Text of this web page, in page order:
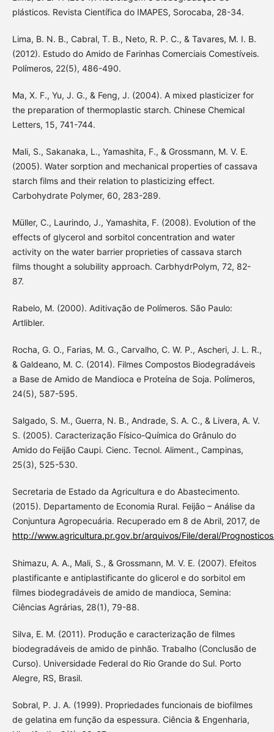
plásticos. Revista Científica do IMAPES, Sorocaba, 28-34.
Lima, B. N. B., Cabral, T. B., Neto, R. P. C., & Tavares, M. I. B.
(2012). Estudo do Amido de Farinhas Comerciais Comestíveis.
Polímeros, 22(5), 486-490.
Ma, X. F., Yu, J. G., & Feng, J. (2004). A mixed plasticizer for
the preparation of thermoplastic starch. Chinese Chemical
Letters, 15, 741-744.
Mali, S., Sakanaka, L., Yamashita, F., & Grossmann, M. V. E.
(2005). Water sorption and mechanical properties of cassava
starch films and their relation to plasticizing effect.
Carbohydrate Polymer, 60, 283-289.
Müller, C., Laurindo, J., Yamashita, F. (2008). Evolution of the
effects of glycerol and sorbitol concentration and water
activity on the water barrier proprieties of cassava starch
films thought a solubility approach. CarbhydrPolym, 72, 82-
87.
Rabelo, M. (2000). Aditivação de Polímeros. São Paulo:
Artlibler.
Rocha, G. O., Farias, M. G., Carvalho, C. W. P., Ascheri, J. L. R.,
& Galdeano, M. C. (2014). Filmes Compostos Biodegradáveis
a Base de Amido de Mandioca e Proteína de Soja. Polímeros,
24(5), 587-595.
Salgado, S. M., Guerra, N. B., Andrade, S. A. C., & Livera, A. V.
S. (2005). Caracterização Físico-Química do Grânulo do
Amido do Feijão Caupi. Cienc. Tecnol. Aliment., Campinas,
25(3), 525-530.
Secretaria de Estado da Agricultura e do Abastecimento.
(2015). Departamento de Economia Rural. Feijão – Análise da
Conjuntura Agropecuária. Recuperado em 8 de Abril, 2017, de
http://www.agricultura.pr.gov.br/arquivos/File/deral/
Shimazu, A. A., Mali, S., & Grossmann, M. V. E. (2007). Efeitos
plastificante e antiplastificante do glicerol e do sorbitol em
filmes biodegradáveis de amido de mandioca, Semina:
Ciências Agrárias, 28(1), 79-88.
Silva, E. M. (2011). Produção e caracterização de filmes
biodegradáveis de amido de pinhão. Trabalho (Conclusão de
Curso). Universidade Federal do Rio Grande do Sul. Porto
Alegre, RS, Brasil.
Sobral, P. J. A. (1999). Propriedades funcionais de biofilmes
de gelatina em função da espessura. Ciência & Engenharia,